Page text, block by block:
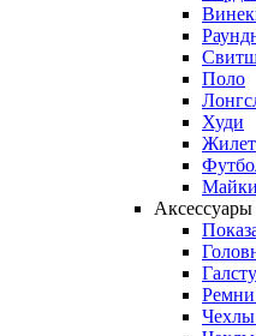
Поло
Худи
Жилет
Майки
Аксессуары
Чехлы